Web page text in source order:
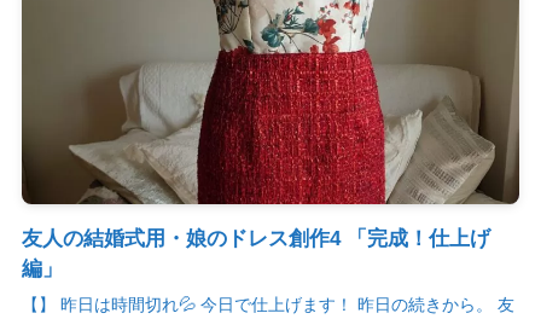
友人の結婚式用・娘のドレス創作4 「完成！仕上げ
編」
【】 昨日は時間切れ💦 今日で仕上げます！ 昨日の続きから。 友